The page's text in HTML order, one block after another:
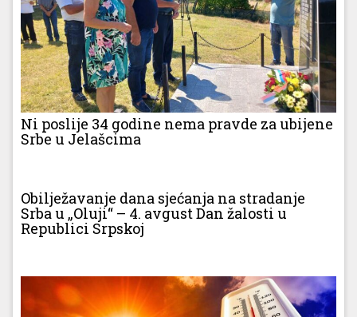
Ni poslije 34 godine nema pravde za ubijene
Srbe u Jelašcima
Obilježavanje dana sjećanja na stradanje
Srba u „Oluji“ – 4. avgust Dan žalosti u
Republici Srpskoj